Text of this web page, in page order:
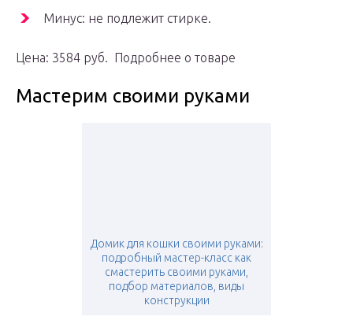
Минус: не подлежит стирке.
Цена: 3584 руб. Подробнее о товаре
Мастерим своими руками
Домик для кошки своими руками:
подробный мастер-класс как
смастерить своими руками,
подбор материалов, виды
конструкции